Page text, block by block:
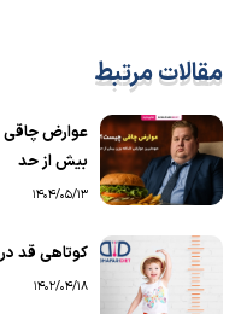
مقالات مرتبط
عوارض
بیش از حد
1404/05/13
کوتاهی قد
1402/04/18